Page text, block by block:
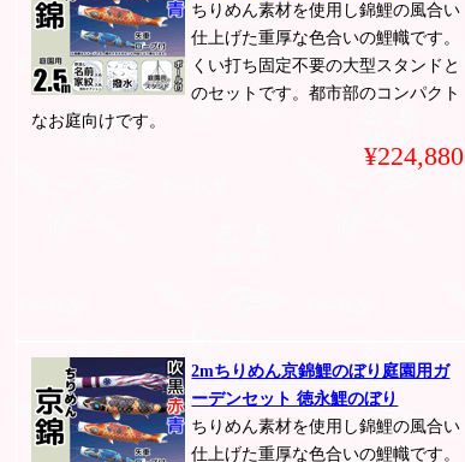
ちりめん素材を使用し錦鯉の風合い
仕上げた重厚な色合いの鯉幟です。
くい打ち固定不要の大型スタンドと
のセットです。都市部のコンパクト
なお庭向けです。
¥224,880
2mちりめん京錦鯉のぼり庭園用ガ
ーデンセット 徳永鯉のぼり
ちりめん素材を使用し錦鯉の風合い
仕上げた重厚な色合いの鯉幟です。